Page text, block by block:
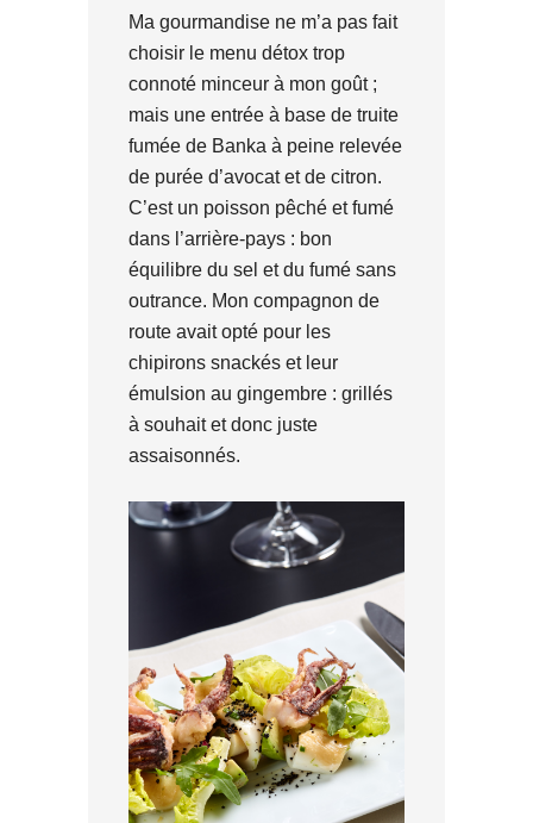
Ma gourmandise ne m’a pas fait
choisir le menu détox trop
connoté minceur à mon goût ;
mais une entrée à base de truite
fumée de Banka à peine relevée
de purée d’avocat et de citron.
C’est un poisson pêché et fumé
dans l’arrière-pays : bon
équilibre du sel et du fumé sans
outrance. Mon compagnon de
route avait opté pour les
chipirons snackés et leur
émulsion au gingembre : grillés
à souhait et donc juste
assaisonnés.